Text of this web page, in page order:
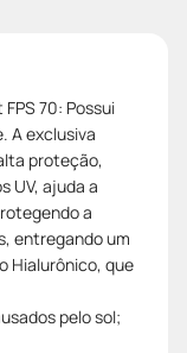
FPS 70: Possui
A exclusiva
proteção,
UV, ajuda a
a
entregando um
Hialurônico, que
pelo sol;